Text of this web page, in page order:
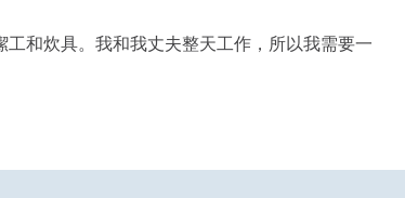
和炊具。我和我丈夫整天工作，所以我需要一